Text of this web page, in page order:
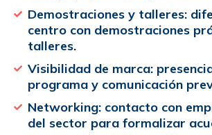
Demostraciones y talleres:
centro con demostraciones
talleres.
Visibilidad de marca:
programa y comunicación
Networking: contacto con
del sector para formalizar